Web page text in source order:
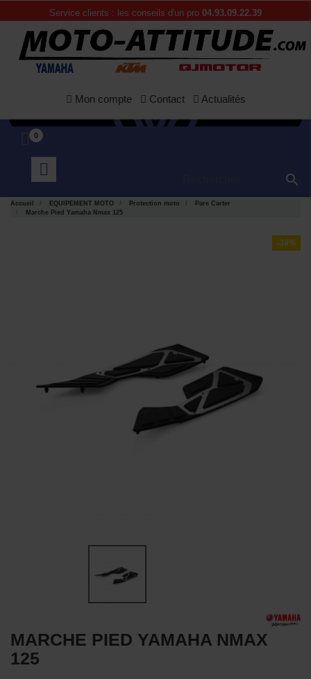
Service clients : les conseils d'un pro 04.93.09.22.39
Mon compte Contact Actualités
0

Accueil EQUIPEMENT MOTO Protection moto
Pare Carter
Marche Pied Yamaha Nmax 125
-38%
MARCHE PIED YAMAHA NMAX
125